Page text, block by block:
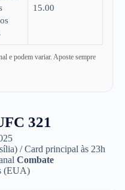
15.00
e podem variar. Aposte sempre
321
/ Card principal às 23h
Combate
(EUA)